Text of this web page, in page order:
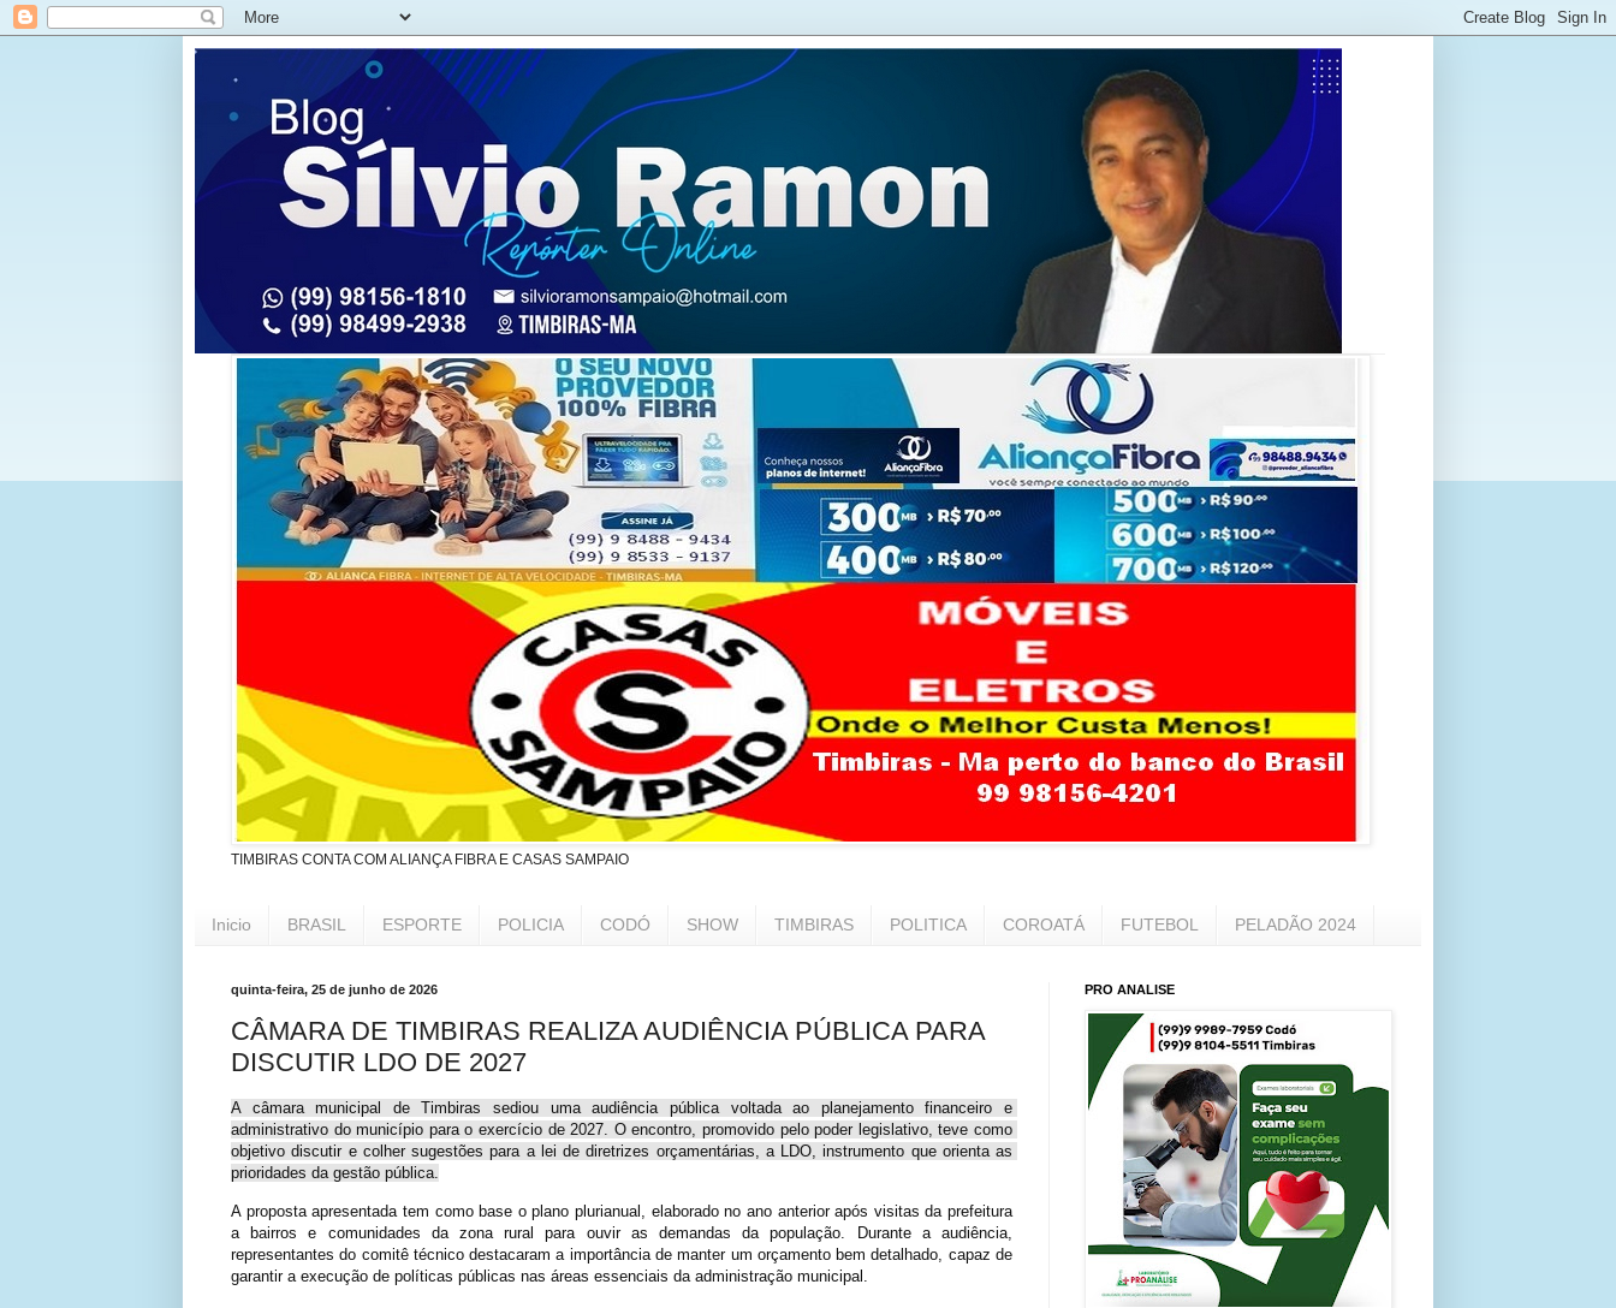
TIMBIRAS CONTA COM ALIANÇA FIBRA E CASAS SAMPAIO
Inicio BRASIL ESPORTE POLICIA CODÓ SHOW TIMBIRAS POLITICA COROATÁ FUTEBOL PELADÃO 2024
quinta-feira, 25 de junho de 2026
CÂMARA DE TIMBIRAS REALIZA AUDIÊNCIA PÚBLICA PARA
DISCUTIR LDO DE 2027
A câmara municipal de Timbiras sediou uma audiência pública voltada ao planejamento financeiro e
administrativo do município para o exercício de 2027. O encontro, promovido pelo poder legislativo, teve como
objetivo discutir e colher sugestões para a lei de diretrizes orçamentárias, a LDO, instrumento que orienta as
prioridades da gestão pública.
A proposta apresentada tem como base o plano plurianual, elaborado no ano anterior após visitas da prefeitura
a bairros e comunidades da zona rural para ouvir as demandas da população. Durante a audiência,
representantes do comitê técnico destacaram a importância de manter um orçamento bem detalhado, capaz de
garantir a execução de políticas públicas nas áreas essenciais da administração municipal.
PRO ANALISE